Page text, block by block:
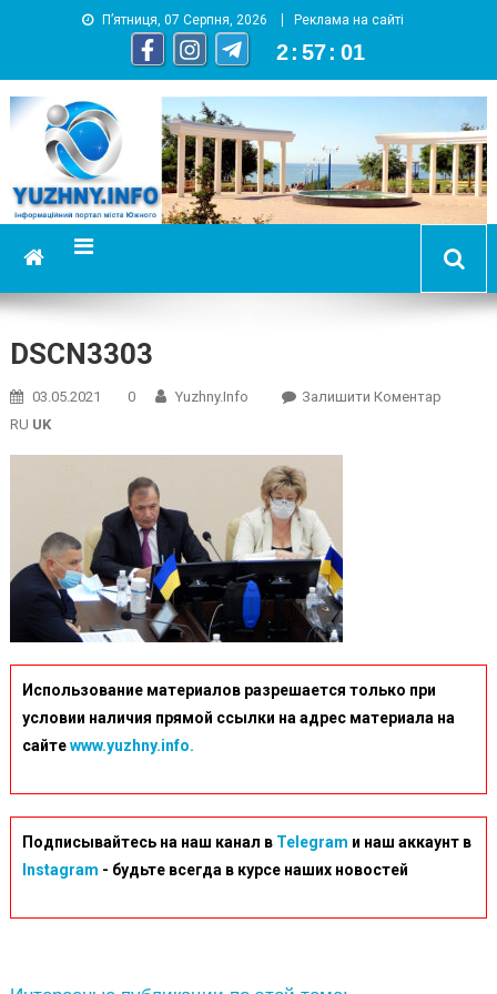
П’ятниця, 07 Серпня, 2026 Реклама на сайті
2 : 57 : 02
YUZHNY.INFO
информационный портал города Южный
DSCN3303
03.05.2021 0 Yuzhny.info Залишити КоментарOn
RU UK
Использование материалов разрешается только при
условии наличия прямой ссылки на адрес материала на
сайтеwww.yuzhny.info.
Подписывайтесь на наш канал в Telegram и наш аккаунт в
Instagram - будьте всегда в курсе наших новостей